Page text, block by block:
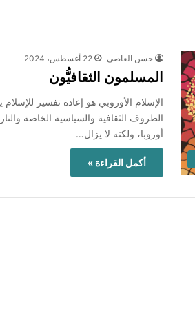
حسن العاصي 22 أغسطس، 2024
المسلمون الثقافيُّون
الإسلام الأوروبي هو إعادة تفسير للإسلام
الظروف الثقافية والسياسية الخاصة
أوروبا، ولكنه لا يزال…
أكمل القراءة »